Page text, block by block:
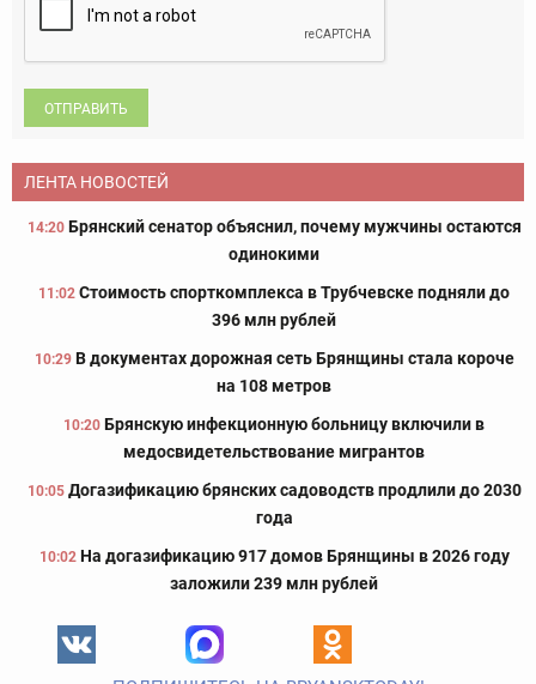
ОТПРАВИТЬ
ЛЕНТА НОВОСТЕЙ
14:20 Брянский сенатор объяснил, почему мужчины остаются
одинокими
11:02 Стоимость спорткомплекса в Трубчевске подняли до
396 млн рублей
10:29 В документах дорожная сеть Брянщины стала короче
на 108 метров
10:20 Брянскую инфекционную больницу включили в
медосвидетельствование мигрантов
10:05 Догазификацию брянских садоводств продлили до 2030
года
10:02 На догазификацию 917 домов Брянщины в 2026 году
заложили 239 млн рублей